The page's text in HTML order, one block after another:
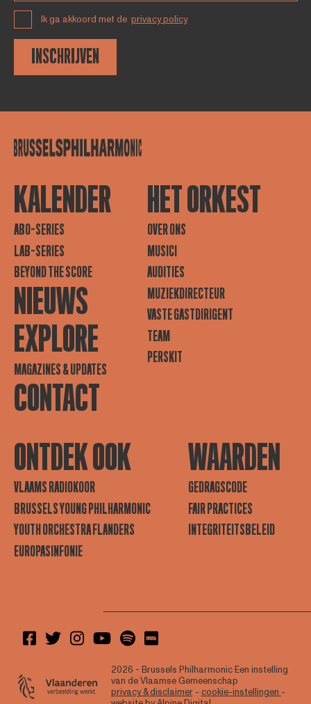
Ik ga akkoord met de privacy policy
INSCHRIJVEN
KALENDER
ABO-SERIES
LAB-SERIES
BEYOND THE SCORE
NIEUWS
EXPLORE
MAGAZINES & UPDATES
CONTACT
HET ORKEST
OVER ONS
MUSICI
AUDITIES
MUZIEKDIRECTEUR
VASTE GASTDIRIGENT
TEAM
PERSKIT
ONTDEK OOK
VLAAMS RADIOKOOR
BRUSSELS YOUNG PHILHARMONIC
YOUTH ORCHESTRA FLANDERS
EUROPASINFONIE
WAARDEN
GEDRAGSCODE
FAIR PRACTICES
INTEGRITEITSBELEID
2026 - Brussels PhilharmonicEen instelling
van de Vlaamse Gemeenschap
privacy & disclaimer- cookie-instellingen -